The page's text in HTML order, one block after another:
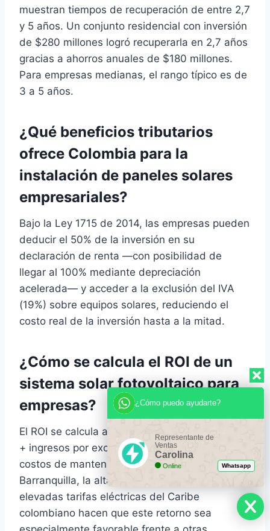
muestran tiempos de recuperación de entre 2,7
y 5 años. Un conjunto residencial con inversión
de $280 millones logró recuperarla en 2,7 años
gracias a ahorros anuales de $180 millones.
Para empresas medianas, el rango típico es de
3 a 5 años.
¿Qué beneficios tributarios
ofrece Colombia para la
instalación de paneles solares
empresariales?
Bajo la Ley 1715 de 2014, las empresas pueden
deducir el 50% de la inversión en su
declaración de renta —con posibilidad de
llegar al 100% mediante depreciación
acelerada— y acceder a la exclusión del IVA
(19%) sobre equipos solares, reduciendo el
costo real de la inversión hasta a la mitad.
¿Cómo se calcula el ROI de un
sistema solar fotovoltaico para
empresas?
El ROI se calcula así: (Ahorro anual en facturas
+ ingresos por excedentes vendidos a la red −
costos de mantenimiento) / Inversión inicial. En
Barranquilla, la alta radiación solar y las
elevadas tarifas eléctricas del Caribe
colombiano hacen que este retorno sea
¿Cómo puedo ayudarte?
Representante de
Ventas
Carolina
Online Whatsapp